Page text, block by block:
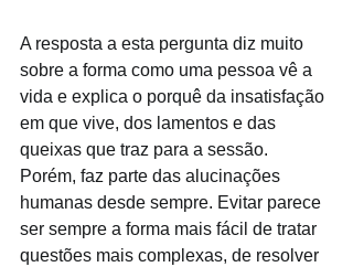
A resposta a esta pergunta diz muito
sobre a forma como uma pessoa vê a
vida e explica o porquê da insatisfação
em que vive, dos lamentos e das
queixas que traz para a sessão.
Porém, faz parte das alucinações
humanas desde sempre. Evitar parece
ser sempre a forma mais fácil de tratar
questões mais complexas, de resolver